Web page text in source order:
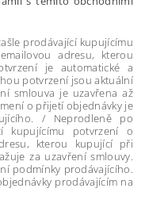
prodávající kupujícímu
adresu, kterou
je automatické a
potvrzení jsou aktuální
smlouva je uzavřena až
o přijetí objednávky je
/ Neprodleně po
kupujícímu potvrzení o
kterou kupující při
za uzavření smlouvy.
podmínky prodávajícího.
prodávajícím na